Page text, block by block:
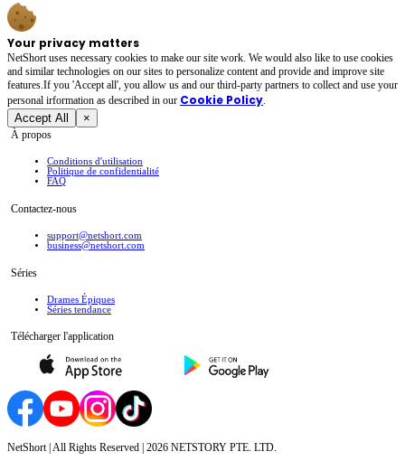
Your privacy matters
NetShort uses necessary cookies to make our site work. We would also like to use cookies
and similar technologies on our sites to personalize content and provide and improve site
features.If you 'Accept all', you allow us and our third-party partners to collect and use your
personal irformation as described in our Cookie Policy.
Accept All ×
À propos
Conditions d'utilisation
Politique de confidentialité
FAQ
Contactez-nous
support@netshort.com
business@netshort.com
Séries
Drames Épiques
Séries tendance
Télécharger l'application
NetShort | All Rights Reserved | 2026 NETSTORY PTE. LTD.